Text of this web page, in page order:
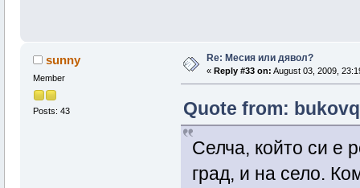
sunny
Member
Posts: 43
Re: Месия или дявол?
« Reply #33 on: August 03, 2009,
Quote from:
Селча, който си е
град, и на село.